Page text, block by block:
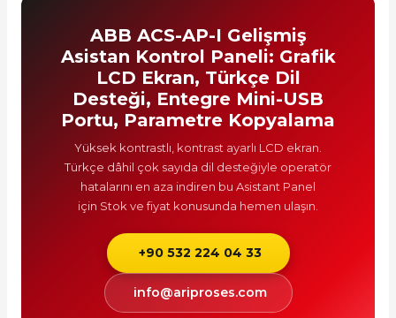
ABB ACS-AP-I Gelişmiş
Asistan Kontrol Paneli: Grafik
LCD Ekran, Türkçe Dil
Desteği, Entegre Mini-USB
Portu, Parametre Kopyalama
Yüksek kontrastlı, kontrast ayarlı LCD ekran.
Türkçe dâhil çok sayıda dil desteğiyle operatör
hatalarını en aza indiren bu Asistant Panel
için Stok ve fiyat konusunda hemen ulaşın.
+90 532 224 04 33
info@ariproses.com